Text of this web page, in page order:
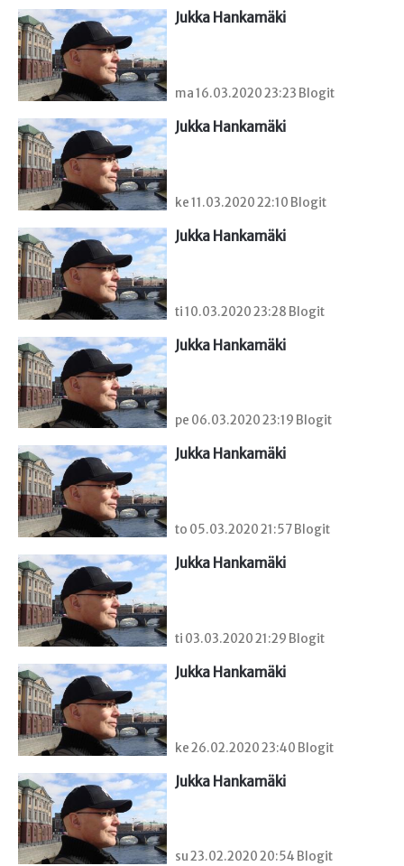
Jukka Hankamäki
ma 16.03.2020 23:23 Blogit
Jukka Hankamäki
ke 11.03.2020 22:10 Blogit
Jukka Hankamäki
ti 10.03.2020 23:28 Blogit
Jukka Hankamäki
pe 06.03.2020 23:19 Blogit
Jukka Hankamäki
to 05.03.2020 21:57 Blogit
Jukka Hankamäki
ti 03.03.2020 21:29 Blogit
Jukka Hankamäki
ke 26.02.2020 23:40 Blogit
Jukka Hankamäki
su 23.02.2020 20:54 Blogit